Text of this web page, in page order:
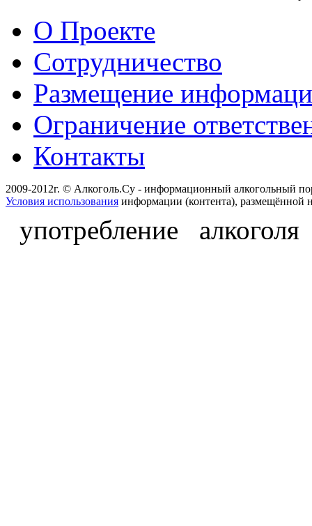
О Проекте
Сотрудничество
Размещение
Ограничение
Контакты
2009-2012г. © Алкоголь.Су - информационный алкогольный
Условия использования информации (контента), размещённой
употребление